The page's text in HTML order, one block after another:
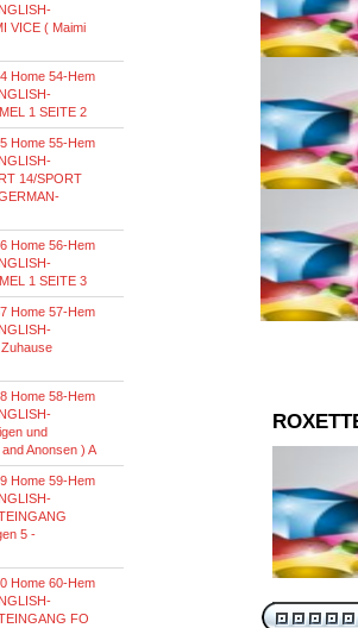
VICE ( Maimi
Home 54-Hem
1 SEITE 2
Home 55-Hem
14/SPORT
Home 56-Hem
1 SEITE 3
Home 57-Hem
Zuhause
Home 58-Hem
und
Anonsen ) A
Home 59-Hem
5 -
Home 60-Hem
FO